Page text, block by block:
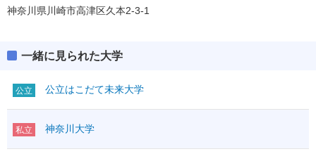
神奈川県川崎市高津区久本2-3-1
一緒に見られた大学
公立 公立はこだて未来大学
私立 神奈川大学